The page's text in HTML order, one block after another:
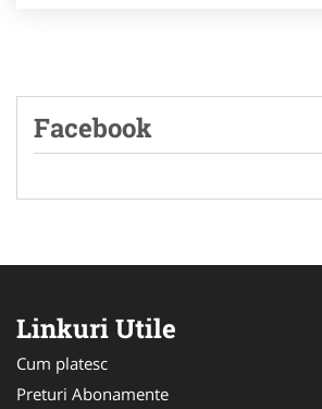
Facebook
Linkuri Utile
Cum platesc
Preturi Abonamente